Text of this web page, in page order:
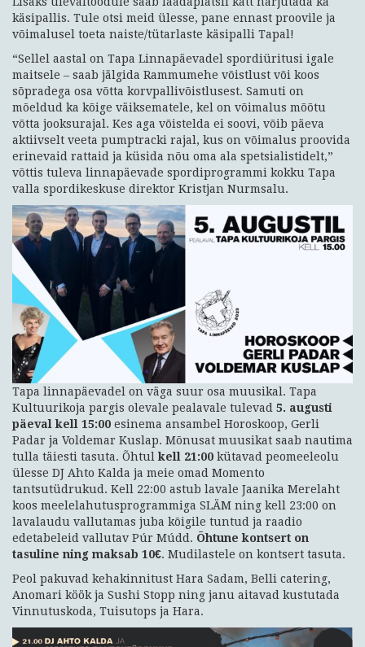
käsipallis. Tule otsi meid ülesse, pane ennast proovile ja
võimalusel toeta naiste/tütarlaste käsipalli Tapal!
“Sellel aastal on Tapa Linnapäevadel spordiüritusi igale
maitsele – saab jälgida Rammumehe võistlust või koos
sõpradega osa võtta korvpallivõistlusest. Samuti on
mõeldud ka kõige väiksematele, kel on võimalus mõõtu
võtta jooksurajal. Kes aga võistelda ei soovi, võib päeva
aktiivselt veeta pumptracki rajal, kus on võimalus proovida
erinevaid rattaid ja küsida nõu oma ala spetsialistidelt,”
võttis tuleva linnapäevade spordiprogrammi kokku Tapa
valla spordikeskuse direktor Kristjan Nurmsalu.
Tapa linnapäevadel on väga suur osa muusikal. Tapa
Kultuurikoja pargis olevale pealavale tulevad 5. augusti
päeval kell 15:00 esinema ansambel Horoskoop, Gerli
Padar ja Voldemar Kuslap. Mõnusat muusikat saab nautima
tulla täiesti tasuta. Õhtulkell 21:00 kütavad peomeeleolu
ülesse DJ Ahto Kalda ja meie omad Momento
tantsutüdrukud. Kell 22:00 astub lavale Jaanika Merelaht
koos meelelahutusprogrammiga SLÄM ning kell 23:00 on
lavalaudu vallutamas juba kõigile tuntud ja raadio
edetabeleid vallutav Púr Múdd. Õhtune kontsert on
tasuline ning maksab 10€. Mudilastele on kontsert tasuta.
Peol pakuvad kehakinnitust Hara Sadam, Belli catering,
Anomari köök ja Sushi Stopp ning janu aitavad kustutada
Vinnutuskoda, Tuisutops ja Hara.